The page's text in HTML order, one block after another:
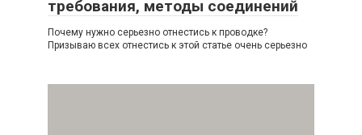
требования, методы соединений
Почему нужно серьезно отнестись к проводке?
Призываю всех отнестись к этой статье очень серьезно